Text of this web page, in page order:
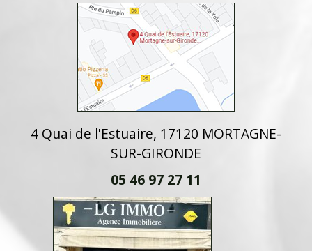
4 Quai de l'Estuaire, 17120 MORTAGNE-
SUR-GIRONDE
05 46 97 27 11